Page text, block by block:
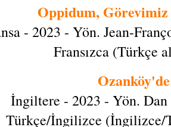
Oppidum,
- 2023 - Yön. Jean-
Fransızca (Türkçe
Ozanköy'de
İngiltere - 2023 - Yön. Dan
Türkçe/İngilizce (İngilizce/